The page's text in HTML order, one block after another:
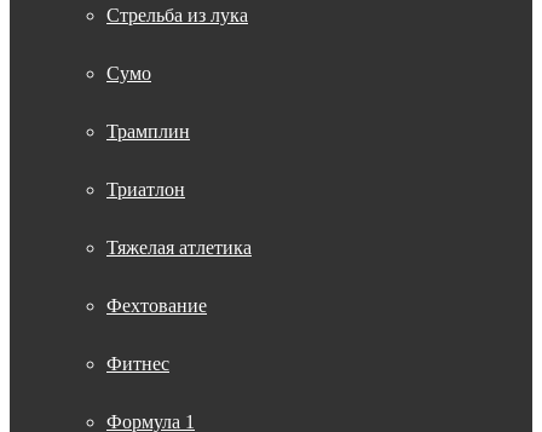
Стрельба из лука
Сумо
Трамплин
Триатлон
Тяжелая атлетика
Фехтование
Фитнес
Формула 1